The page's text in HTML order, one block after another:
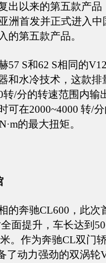
以来的第五款产品
洲首发并正式进入
的第五款产品。
S和62 S相同的
和水冷技术，这款排
转/分的转速范围内输
可在2000~4000 转/
的最大扭矩。
奔驰CL600，此次
面提升，车长达到
。作为奔驰CL双门
了动力强劲的双涡轮